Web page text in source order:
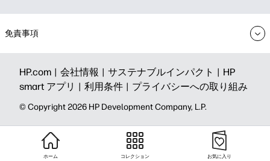
免責事項
HP.com | 会社情報 | サステナブルインパクト | HP
smart アプリ | 利用条件 | プライバシーへの取り組み
©️ Copyright 2026 HP Development Company, L.P.
ホーム コレクション お気に入り